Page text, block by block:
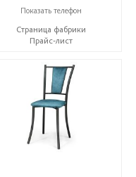
+7 (937) 917-00-01
Показать телефон
Страница фабрики
Прайс-лист